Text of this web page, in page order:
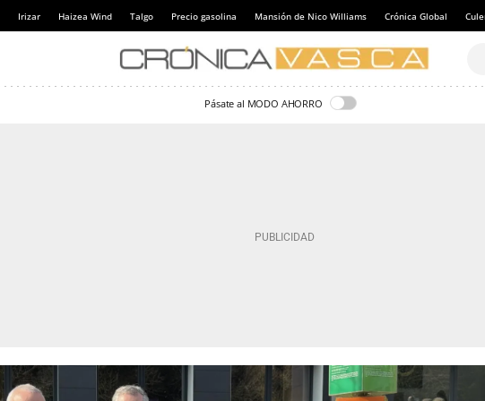
Irizar Haizea Wind Talgo Precio gasolina Mansión de Nico Williams Crónica Global
Pásate al MODO AHORRO